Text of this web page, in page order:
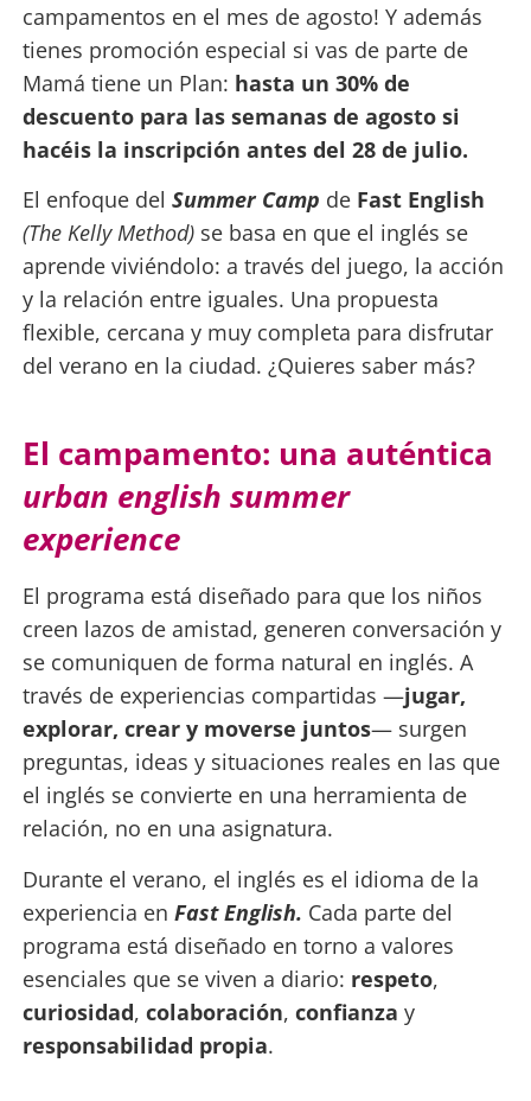
campamentos en el mes de agosto! Y además
tienes promoción especial si vas de parte de
Mamá tiene un Plan: hasta un 30% de
descuento para las semanas de agosto si
hacéis la inscripción antes del 28 de julio.
El enfoque del Summer Camp de Fast English
(The Kelly Method) se basa en que el inglés se
aprende viviéndolo: a través del juego, la acción
y la relación entre iguales. Una propuesta
flexible, cercana y muy completa para disfrutar
del verano en la ciudad. ¿Quieres saber más?
El campamento: una auténtica
urban english summer
experience
El programa está diseñado para que los niños
creen lazos de amistad, generen conversación y
se comuniquen de forma natural en inglés. A
través de experiencias compartidas —jugar,
explorar, crear y moverse juntos— surgen
preguntas, ideas y situaciones reales en las que
el inglés se convierte en una herramienta de
relación, no en una asignatura.
Durante el verano, el inglés es el idioma de la
experiencia en Fast English. Cada parte del
programa está diseñado en torno a valores
esenciales que se viven a diario: respeto,
curiosidad, colaboración, confianza y
responsabilidad propia.